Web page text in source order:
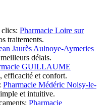
Pharmacie Loire sur
traitements.
Jaurès Aulnoye-Aymeries
délais.
GUILLAUME
efficacité et confort.
Pharmacie Médéric Noisy-le-
et intuitive.
Pharmacie